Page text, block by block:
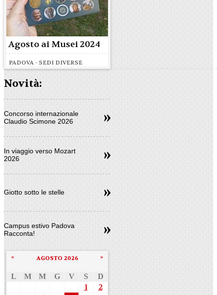
Agosto ai Musei 2024
PADOVA - SEDI DIVERSE
Novità:
Concorso internazionale
Claudio Scimone 2026
In viaggio verso Mozart
2026
Giotto sotto le stelle
Campus estivo Padova
Racconta!
AGOSTO 2026
« »
L M M G V S D
1
2